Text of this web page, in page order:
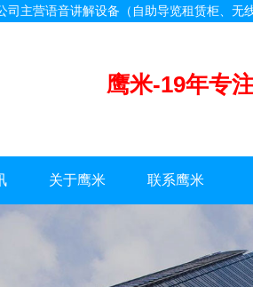
司主营语音讲解设备（自助导览租赁柜、无
鹰米-19年专
关于鹰米 联系鹰米